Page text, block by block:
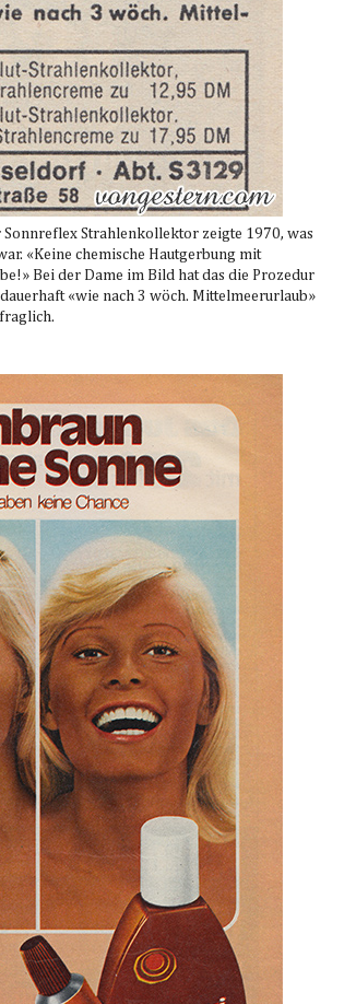
Sonnreflex Strahlenkollektor zeigte 1970, was
«Keine chemische Hautgerbung mit
Bei der Dame im Bild hat das die Prozedur
«wie nach 3 wöch. Mittelmeerurlaub»